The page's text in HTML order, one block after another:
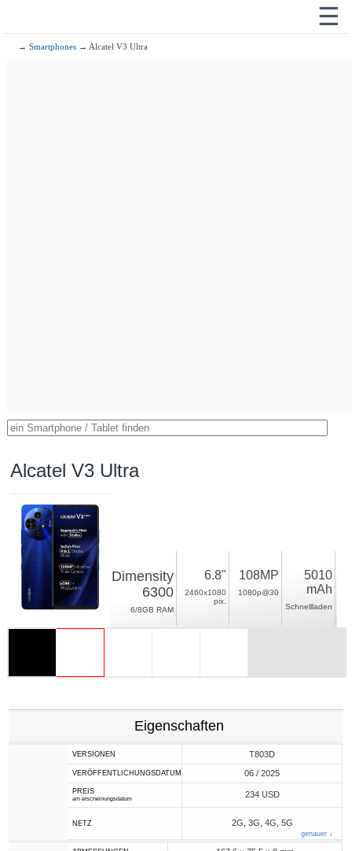
☰
→Smartphones → Alcatel V3 Ultra
Alcatel V3 Ultra
Dimensity
6300
6/8GB RAM
6.8"
2460x1080
pix.
108MP
1080p@30
5010
mAh
Schnellladen
Eigenschaften
VERSIONEN T803D
VERÖFFENTLICHUNGSDATUM 06 / 2025
PREIS
am erscheinungsdatum 234 USD
NETZ 2G, 3G, 4G, 5G
genauer ↓